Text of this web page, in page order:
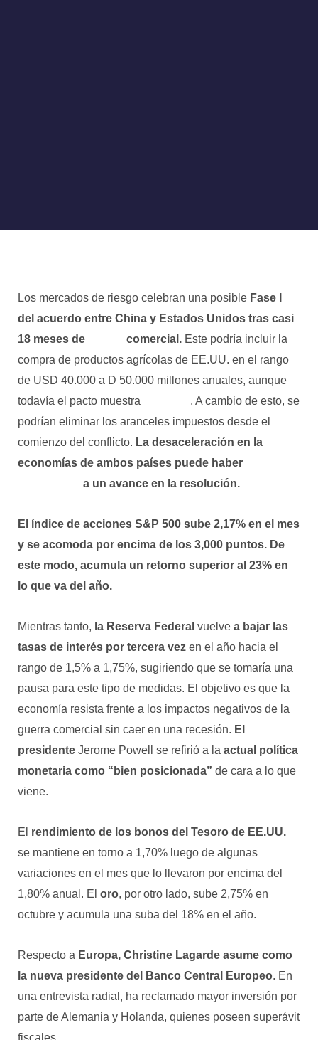
Los mercados de riesgo celebran una posible Fase I
del acuerdo entre China y Estados Unidos tras casi
18 meses de
comercial. Este podría incluir la
compra de productos agrícolas de EE.UU. en el rango
de USD 40.000 a D 50.000 millones anuales, aunque
todavía el pacto muestra
. A cambio de esto, se
podrían eliminar los aranceles impuestos desde el
comienzo del conflicto. La desaceleración en la
economías de ambos países puede haber
a un avance en la resolución.
El índice de acciones S&P 500 sube 2,17% en el mes
y se acomoda por encima de los 3,000 puntos. De
este modo, acumula un retorno superior al 23% en
lo que va del año.
Mientras tanto, la Reserva Federal vuelve a bajar las
tasas de interés por tercera vez en el año hacia el
rango de 1,5% a 1,75%, sugiriendo que se tomaría una
pausa para este tipo de medidas. El objetivo es que la
economía resista frente a los impactos negativos de la
guerra comercial sin caer en una recesión. El
presidente Jerome Powell se refirió a la actual política
monetaria como “bien posicionada” de cara a lo que
viene.
El rendimiento de los bonos del Tesoro de EE.UU.
se mantiene en torno a 1,70% luego de algunas
variaciones en el mes que lo llevaron por encima del
1,80% anual. El oro, por otro lado, sube 2,75% en
octubre y acumula una suba del 18% en el año.
Respecto a Europa, Christine Lagarde asume como
la nueva presidente del Banco Central Europeo. En
una entrevista radial, ha reclamado mayor inversión por
parte de Alemania y Holanda, quienes poseen superávit
fiscales.